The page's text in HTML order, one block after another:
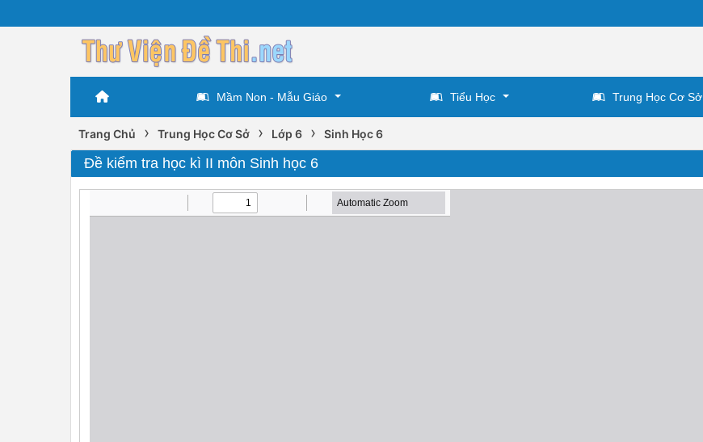
Mầm Non - Mẫu Giáo Tiểu Học Trung Học Cơ Sở
Trang Chủ › Trung Học Cơ Sở › Lớp 6 › Sinh Học 6
Đề kiểm tra học kì II môn Sinh học 6